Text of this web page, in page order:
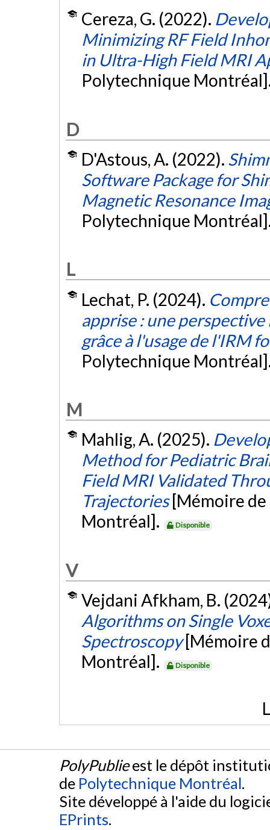
Cereza, G. (2022).
Minimizing RF Field
in Ultra-High Field MRI
Polytechnique
D
D'Astous, A. (2022).
Software Package for
Magnetic Resonance
Polytechnique
L
Lechat, P. (2024).
apprise : une
grâce à l'usage de l'IRM
Polytechnique
M
Mahlig, A. (2025).
Method for Pediatric
Field MRI Validated
Trajectories [Mémoire
Montréal].
Disponible
V
Vejdani Afkham, B.
Algorithms on Single
Spectroscopy [Mémoire
Montréal].
Disponible
PolyPublieest le dépôt
de Polytechnique Montréal.
Site développé à l'aide du
EPrints.